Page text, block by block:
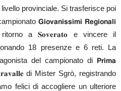
provinciale. Si trasferisce poi
𝗚𝗶𝗼𝘃𝗮𝗻𝗶𝘀𝘀𝗶𝗺𝗶 𝗥𝗲𝗴𝗶𝗼𝗻𝗮𝗹𝗶
a 𝐒𝐨𝐯𝐞𝐫𝐚𝐭𝐨 e vincere il
18 presenze e 6 reti. La
del campionato di 𝗣𝗿𝗶𝗺𝗮
di Mister Sgrò, registrando
felici di accogliere un ulteriore